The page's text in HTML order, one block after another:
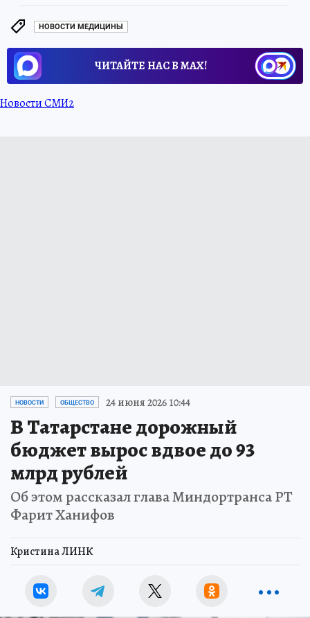
НОВОСТИ МЕДИЦИНЫ
ЧИТАЙТЕ НАС В МАХ!
Новости СМИ2
НОВОСТИ ОБЩЕСТВО 24 июня 2026 10:44
В Татарстане дорожный
бюджет вырос вдвое до 93
млрд рублей
Об этом рассказал глава Миндортранса РТ
Фарит Ханифов
Кристина ЛИНК